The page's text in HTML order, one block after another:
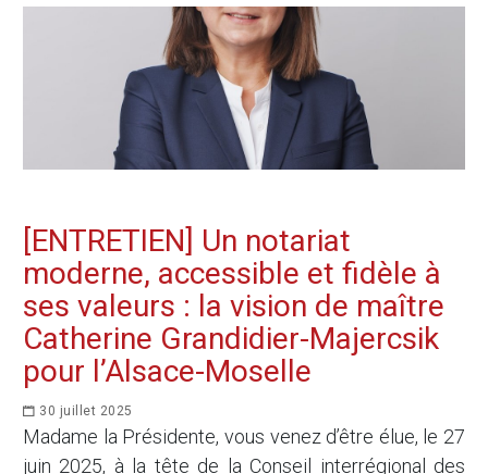
[ENTRETIEN] Un notariat
moderne, accessible et fidèle à
ses valeurs : la vision de maître
Catherine Grandidier-Majercsik
pour l’Alsace-Moselle
30 juillet 2025
Madame la Présidente, vous venez d’être élue, le 27
juin 2025, à la tête de la Conseil interrégional des